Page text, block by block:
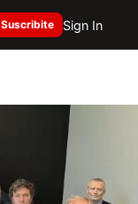
Suscribite Sign In